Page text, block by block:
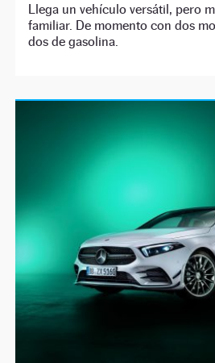
Llega un vehículo versátil, pero
familiar. De momento con dos
dos de gasolina.